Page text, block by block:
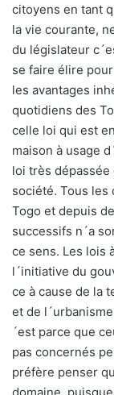
citoyens en tant
la vie courante,
du législateur
se faire élire
les avantages
quotidiens des
celle loi qui est
maison à usage
loi très
société. Tous les
Togo et depuis
successifs n´a
ce sens. Les lois
l´initiative du
ce à cause de la
et de
´est parce que
pas concernés
préfère penser